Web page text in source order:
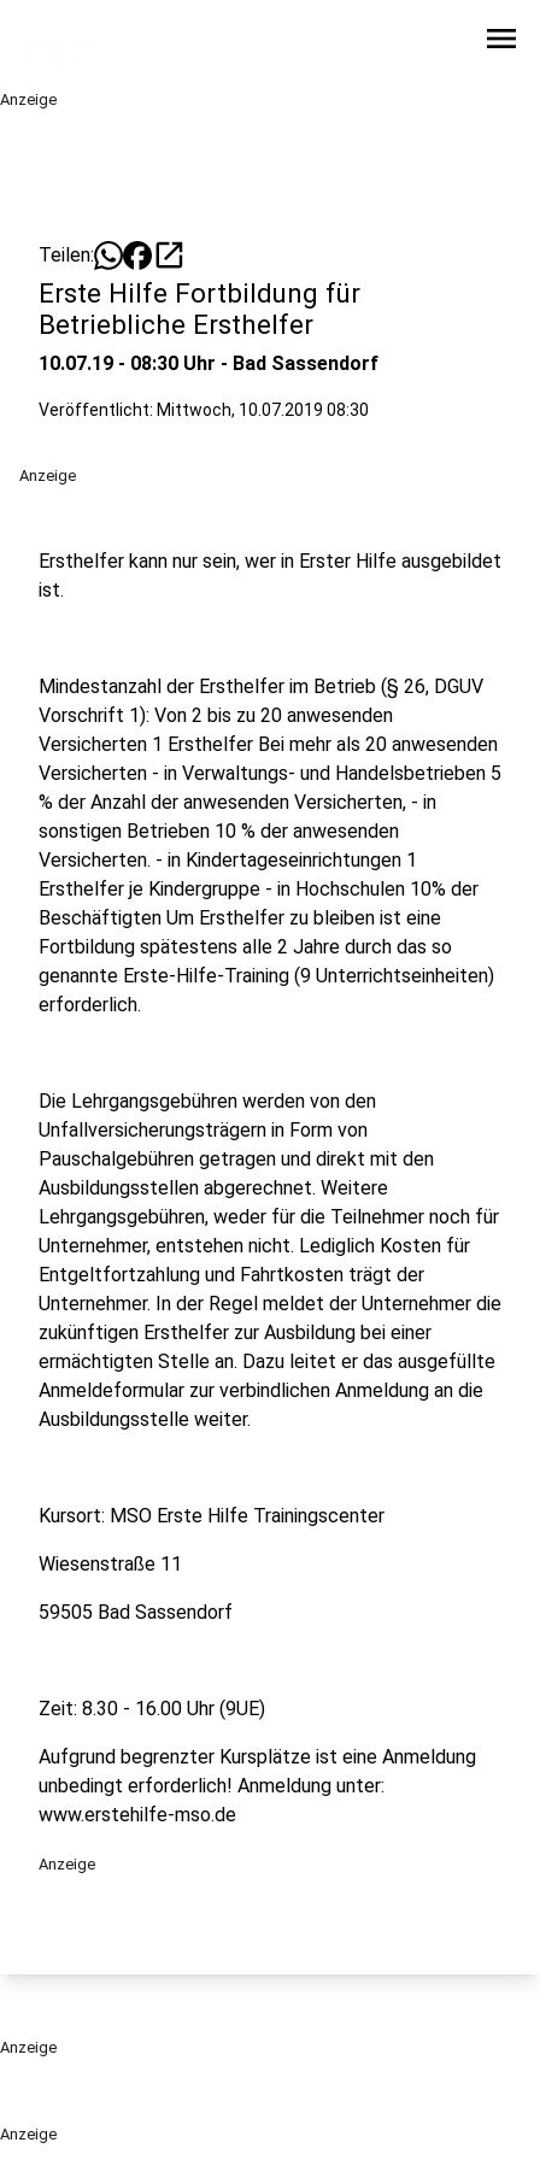
menu
Anzeige
Anzeige
Teilen: open_in_new
Erste Hilfe Fortbildung für
Betriebliche Ersthelfer
10.07.19 - 08:30 Uhr - Bad Sassendorf
Veröffentlicht: Mittwoch, 10.07.2019 08:30
Anzeige
Ersthelfer kann nur sein, wer in Erster Hilfe ausgebildet
ist.
Mindestanzahl der Ersthelfer im Betrieb (§ 26, DGUV
Vorschrift 1): Von 2 bis zu 20 anwesenden
Versicherten 1 Ersthelfer Bei mehr als 20 anwesenden
Versicherten - in Verwaltungs- und Handelsbetrieben 5
% der Anzahl der anwesenden Versicherten, - in
sonstigen Betrieben 10 % der anwesenden
Versicherten. - in Kindertageseinrichtungen 1
Ersthelfer je Kindergruppe - in Hochschulen 10% der
Beschäftigten Um Ersthelfer zu bleiben ist eine
Fortbildung spätestens alle 2 Jahre durch das so
genannte Erste-Hilfe-Training (9 Unterrichtseinheiten)
erforderlich.
Die Lehrgangsgebühren werden von den
Unfallversicherungsträgern in Form von
Pauschalgebühren getragen und direkt mit den
Ausbildungsstellen abgerechnet. Weitere
Lehrgangsgebühren, weder für die Teilnehmer noch für
Unternehmer, entstehen nicht. Lediglich Kosten für
Entgeltfortzahlung und Fahrtkosten trägt der
Unternehmer. In der Regel meldet der Unternehmer die
zukünftigen Ersthelfer zur Ausbildung bei einer
ermächtigten Stelle an. Dazu leitet er das ausgefüllte
Anmeldeformular zur verbindlichen Anmeldung an die
Ausbildungsstelle weiter.
Kursort: MSO Erste Hilfe Trainingscenter
Wiesenstraße 11
59505 Bad Sassendorf
Zeit: 8.30 - 16.00 Uhr (9UE)
Aufgrund begrenzter Kursplätze ist eine Anmeldung
unbedingt erforderlich! Anmeldung unter:
www.erstehilfe-mso.de
Anzeige
Anzeige